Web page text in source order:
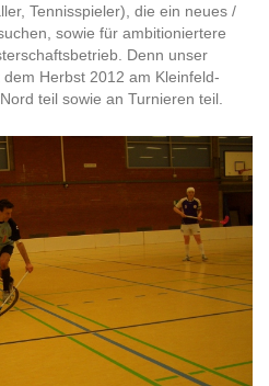
Tennisspieler), die ein neues /
sowie für ambitioniertere
Denn unser
Herbst 2012 am Kleinfeld-
teil sowie an Turnieren teil.